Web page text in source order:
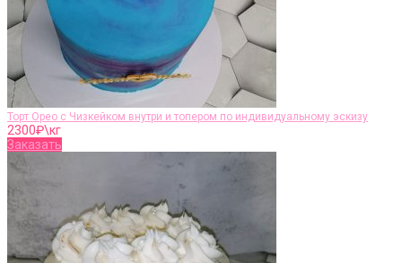
Торт Орео с Чизкейком внутри и топером по индивидуальному эскизу
2300₽\кг
Заказать